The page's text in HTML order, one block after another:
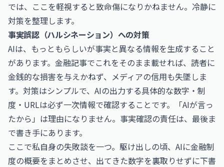
では、ここを軽視すると致命傷になりかねません。冷静に
対策を整理します。
事実誤認（ハルシネーション）への対策
AIは、もっともらしいが事実と異なる情報を生成すること
があります。金融記事でこれをそのまま載せれば、読者に
金銭的な損害を与えかねず、メディアの信用も失墜しま
す。対策はシンプルで、AIの出力する具体的な数字・制
度・URLは必ず一次情報で確認することです。「AIが言っ
たから」は理由になりません。事実確認の責任は、最後ま
で書き手にあります。
ここで私自身の失敗談を一つ。駆け出しの頃、AIに金融制
度の概要をまとめさせ、出てきた数字を裏取りせずに下書